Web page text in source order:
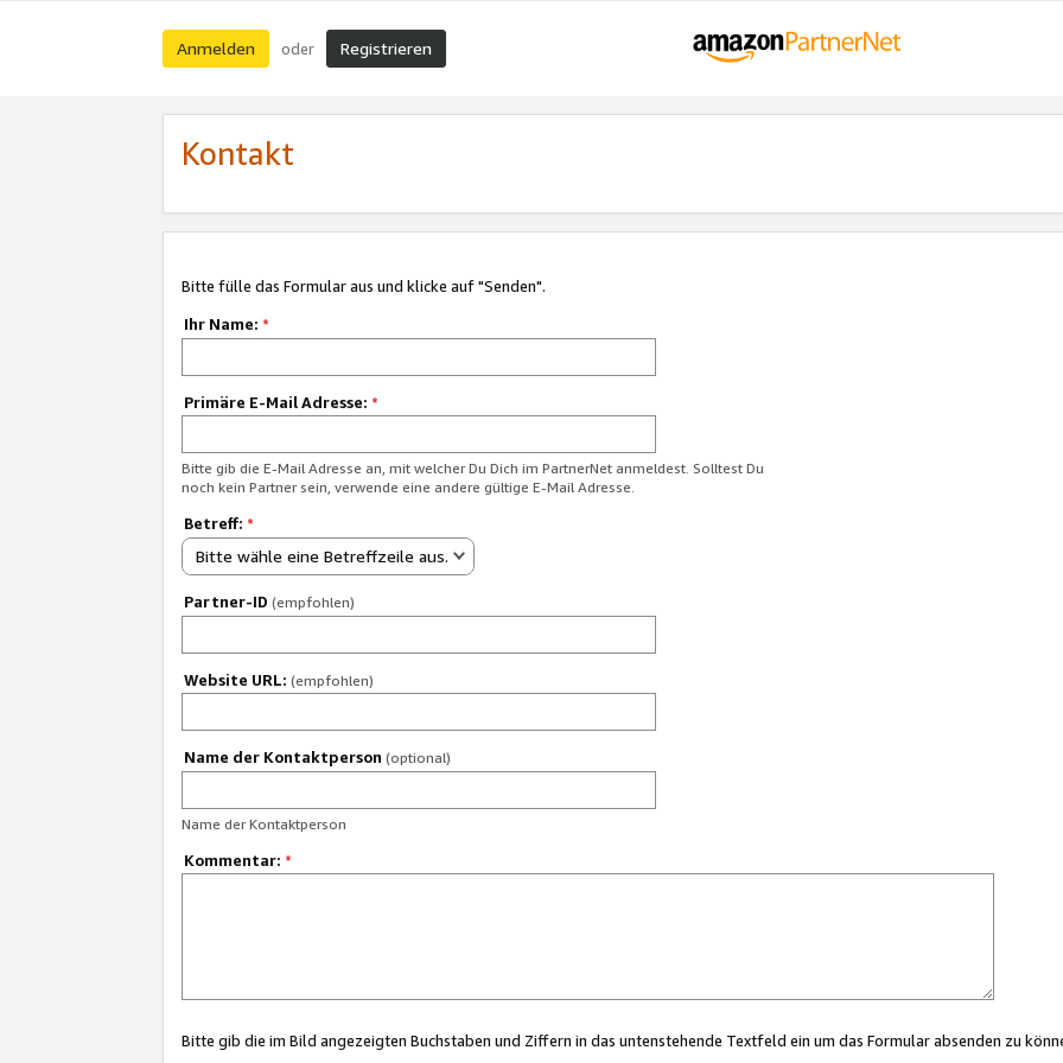
Anmelden oder Registrieren
Kontakt
Bitte fülle das Formular aus und klicke auf "Senden".
Ihr Name: *
Primäre E-Mail Adresse: *
Bitte gib die E-Mail Adresse an, mit welcher Du Dich im PartnerNet anmeldest. Solltest Du
noch kein Partner sein, verwende eine andere gültige E-Mail Adresse.
Betreff: *
Bitte wähle eine Betreffzeile aus.
Partner-ID (empfohlen)
Website URL: (empfohlen)
Name der Kontaktperson (optional)
Name der Kontaktperson
Kommentar: *
Bitte gib die im Bild angezeigten Buchstaben und Ziffern in das untenstehende Textfeld ein um das Formular absenden zu